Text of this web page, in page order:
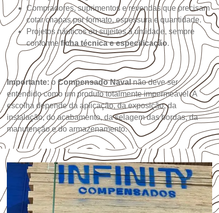
Compradores, suprimentos e revendas que precisam
cotar chapas por formato, espessura e quantidade.
Projetos náuticos ou sujeitos à umidade, sempre
conformeficha técnica e especificação.
Importante: o Compensado Navalnão deve ser
entendido como um produto totalmente impermeável. A
escolha depende da aplicação, da exposição, da
instalação, do acabamento, da selagem das bordas, da
manutenção e do armazenamento.